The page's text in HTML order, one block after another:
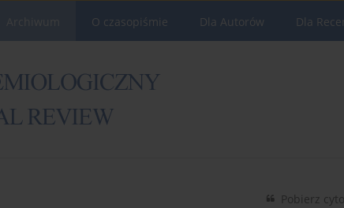
O czasopiśmie Dla Autorów Dla
Pobierz